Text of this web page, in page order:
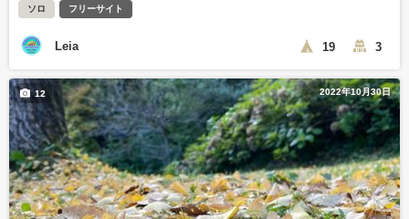
ソロ フリーサイト
Leia 19 3
2022年10月30日
12